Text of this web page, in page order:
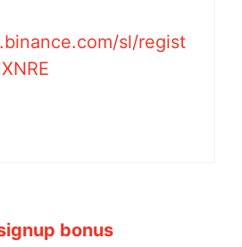
sl/regist
bonus